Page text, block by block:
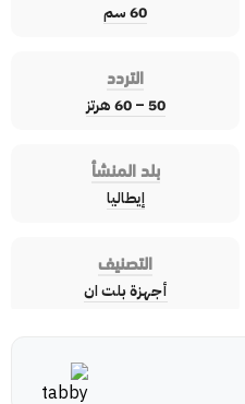
60 سم
التردد
50 – 60 هرتز
بلد المنشأ
إيطاليا
التصنيف
أجهزة بلت ان